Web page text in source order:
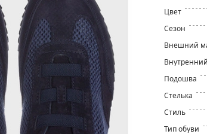
Цвет
Сезон
Внешний
Подошва
Стелька
Стиль
Тип обуви